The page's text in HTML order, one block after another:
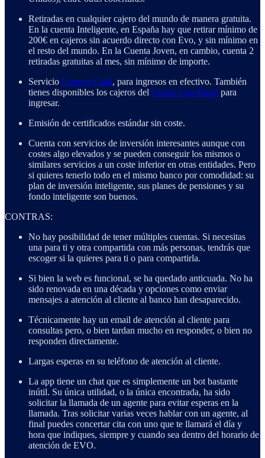
Retiradas en cualquier cajero del mundo de manera gratuita.
En la cuenta Inteligente, en España hay que retirar mínimo de
200€ en cajeros sin acuerdo directo con Evo, y sin mínimo en
el resto del mundo. En la Cuenta Joven, en cambio, cuenta 2
retiradas gratuitas al mes, sin mínimo de importe.
Servicio Correos Cash, para ingresos en efectivo. También
tienes disponibles los cajeros del Grupo Caja Rural para
ingresar.
Emisión de certificados estándar sin coste.
Cuenta con servicios de inversión interesantes aunque con
costes algo elevados y se pueden conseguir los mismos o
similares servicios a un coste inferior en otras entidades. Pero
si quieres tenerlo todo en el mismo banco por comodidad: su
plan de inversión inteligente, sus planes de pensiones y su
fondo inteligente son buenos.
CONTRAS:
No hay posibilidad de tener múltiples cuentas. Si necesitas
una para ti y otra compartida con más personas, tendrás que
escoger si la quieres para ti o para compartirla.
Si bien la web es funcional, se ha quedado anticuada. No ha
sido renovada en una década y opciones como enviar
mensajes a atención al cliente al banco han desaparecido.
Técnicamente hay un email de atención al cliente para
consultas pero, o bien tardan mucho en responder, o bien no
responden directamente.
Largas esperas en su teléfono de atención al cliente.
La app tiene un chat que es simplemente un bot bastante
inútil. Su única utilidad, o la única encontrada, ha sido
solicitar la llamada de un agente para evitar esperas en la
llamada. Tras solicitar varias veces hablar con un agente, al
final puedes concertar cita con uno que te llamará el día y
hora que indiques, siempre y cuando sea dentro del horario de
atención de EVO.